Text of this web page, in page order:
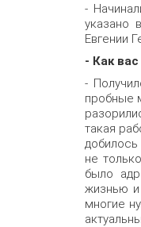
-
указано
Евгении
- Как
-
пробные
такая
не
было
жизнью и
многие